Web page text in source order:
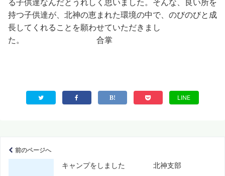
る子供達なんだとうれしく思いました。そんな、良い所を
持つ子供達が、北神の恵まれた環境の中で、のびのびと成
長してくれることを願わせていただきまし
た。 合掌
LINE
前のページへ
キャンプをしました 北神支部